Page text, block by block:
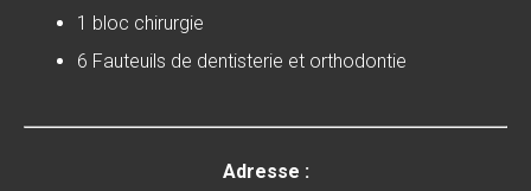
1 bloc chirurgie
6 Fauteuils de dentisterie et orthodontie
Adresse :